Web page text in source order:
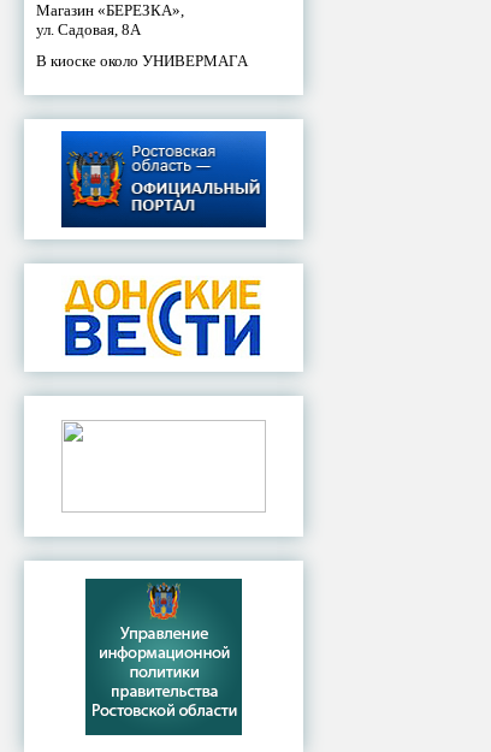
Магазин «БЕРЕЗКА»,
ул. Садовая, 8А
В киоске около УНИВЕРМАГА